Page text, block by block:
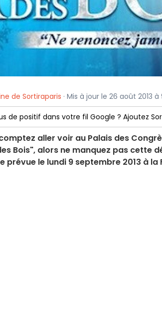
de Sortiraparis · Mis à jour le 26 août 2013 à
de positif dans votre fil Google ? Ajoutez
aller voir au Palais des
Bois", alors ne manquez pas cette
prévue le lundi 9 septembre 2013 à la